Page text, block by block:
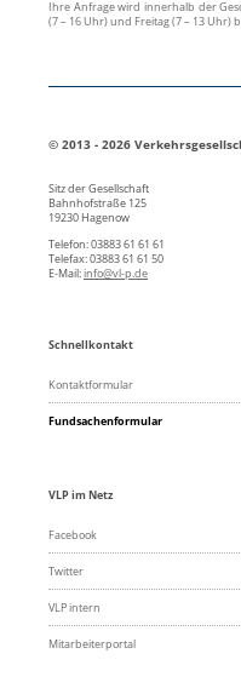
Ihre Anfrage wird innerhalb der
(7 – 16 Uhr) und Freitag (7 – 13 Uhr)
© 2013 - 2026
Sitz der Gesellschaft
Bahnhofstraße 125
19230 Hagenow
Telefon: 03883 61 61 61
Telefax: 03883 61 61 50
E-Mail:info@vl-p.de
Schnellkontakt
Kontaktformular
Fundsachenformular
VLP im Netz
Facebook
Twitter
VLP intern
Mitarbeiterportal